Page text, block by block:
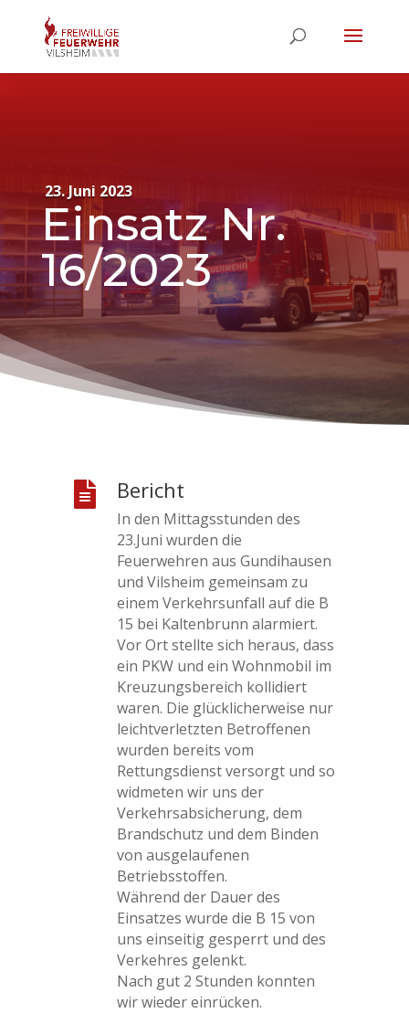
23. Juni 2023
Einsatz Nr.
16/2023
 Bericht
In den Mittagsstunden des
23.Juni wurden die
Feuerwehren aus Gundihausen
und Vilsheim gemeinsam zu
einem Verkehrsunfall auf die B
15 bei Kaltenbrunn alarmiert.
Vor Ort stellte sich heraus, dass
ein PKW und ein Wohnmobil im
Kreuzungsbereich kollidiert
waren. Die glücklicherweise nur
leichtverletzten Betroffenen
wurden bereits vom
Rettungsdienst versorgt und so
widmeten wir uns der
Verkehrsabsicherung, dem
Brandschutz und dem Binden
von ausgelaufenen
Betriebsstoffen.
Während der Dauer des
Einsatzes wurde die B 15 von
uns einseitig gesperrt und des
Verkehres gelenkt.
Nach gut 2 Stunden konnten
wir wieder einrücken.